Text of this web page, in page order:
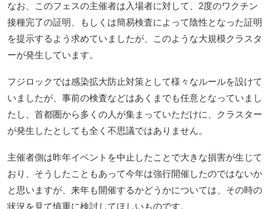
なお、このフェスの主催者は入場者に対して、2度のワクチン
接種完了の証明、もしくは簡易検査によって陰性となった証明
を提示するよう求めていましたが、このような大規模クラスタ
ーが発生しています。
フジロックでは感染拡大防止対策として様々なルールを設けて
いましたが、事前の検査などはあくまでも任意となっていまし
たし、首都圏から多くの人が集まっていただけに、クラスター
が発生したとしても全く不思議ではありません。
主催者側は昨年イベントを中止したことで大きな損害が生じて
おり、そうしたこともあって今年は強行開催したのではないか
と思いますが、来年も開催するかどうかについては、その時の
状況を見て慎重に検討してほしいものです。